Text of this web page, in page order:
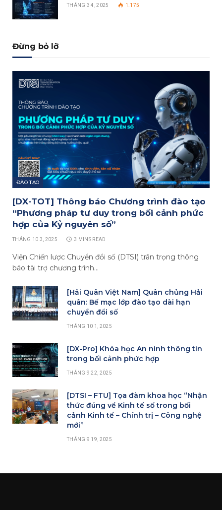
THÁNG 3 4, 2025 1.175
Đừng bỏ lỡ
ĐÀO TẠO
[DX-TOT] Thông báo Chương trình đào tạo
“Phương pháp tư duy trong bối cảnh phức
hợp của Kỷ nguyên số”
THÁNG 10 3, 2025 3 MINS READ
Viện Chiến lược Chuyển đổi số (DTSI) trân trọng thông
báo tài trợ chương trình…
[Hải Quân Việt Nam] Quân chủng Hải
quân: Bế mạc lớp đào tạo dài hạn
chuyển đổi số
THÁNG 10 1, 2025
[DX-Pro] Khóa học An ninh thông tin
trong bối cảnh phức hợp
THÁNG 9 22, 2025
[DTSI – FTU] Tọa đàm khoa học “Nhận
thức đúng về Kinh tế số trong bối
cảnh Kinh tế – Chính trị – Công nghệ
mới”
THÁNG 9 19, 2025